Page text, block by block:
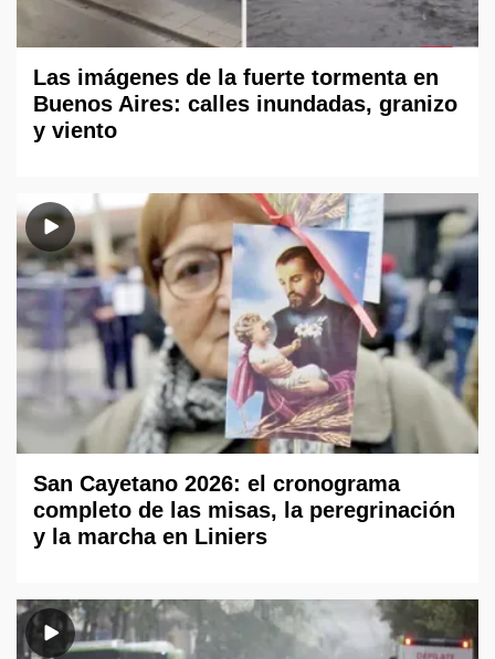
Las imágenes de la fuerte tormenta en
Buenos Aires: calles inundadas, granizo
y viento
San Cayetano 2026: el cronograma
completo de las misas, la peregrinación
y la marcha en Liniers